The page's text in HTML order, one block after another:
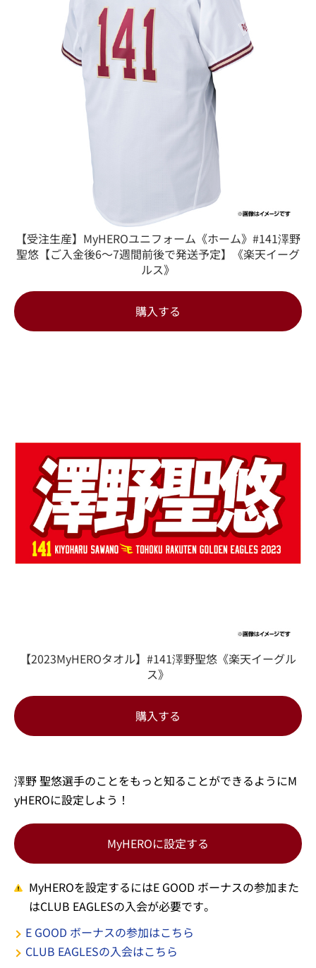
【受注生産】MyHEROユニフォーム《ホーム》#141澤野
聖悠【ご入金後6～7週間前後で発送予定】《楽天イーグ
ルス》
購入する
【2023MyHEROタオル】#141澤野聖悠《楽天イーグル
ス》
購入する
澤野 聖悠選手のことをもっと知ることができるようにM
yHEROに設定しよう！
MyHEROに設定する
MyHEROを設定するにはE GOOD ボーナスの参加また
はCLUB EAGLESの入会が必要です。
E GOOD ボーナスの参加はこちら
CLUB EAGLESの入会はこちら